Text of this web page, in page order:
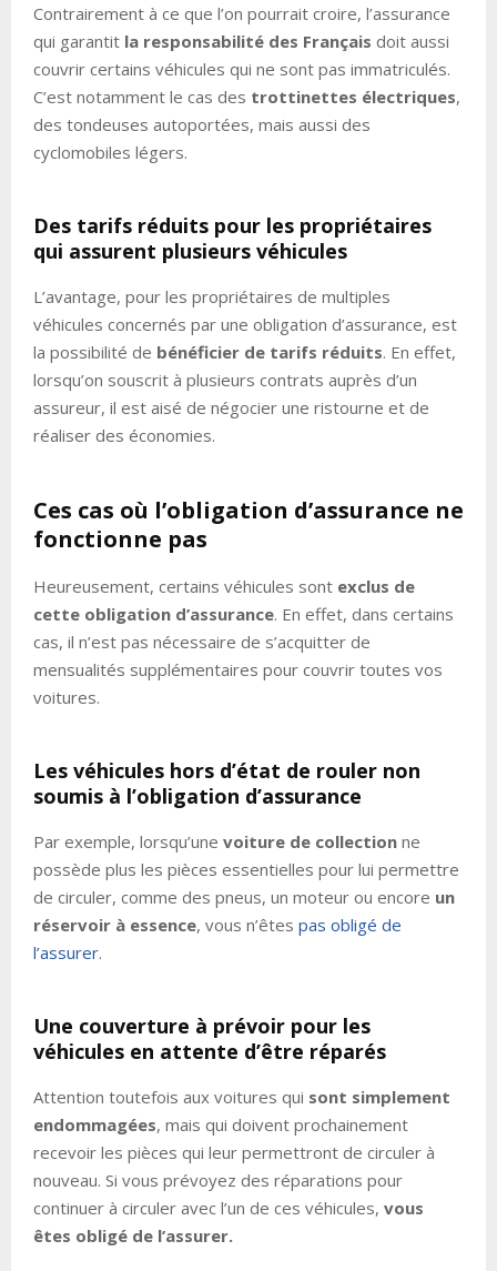
Contrairement à ce que l’on pourrait croire, l’assurance
qui garantit la responsabilité des Français doit aussi
couvrir certains véhicules qui ne sont pas immatriculés.
C’est notamment le cas des trottinettes électriques,
des tondeuses autoportées, mais aussi des
cyclomobiles légers.
Des tarifs réduits pour les propriétaires
qui assurent plusieurs véhicules
L’avantage, pour les propriétaires de multiples
véhicules concernés par une obligation d’assurance, est
la possibilité de bénéficier de tarifs réduits. En effet,
lorsqu’on souscrit à plusieurs contrats auprès d’un
assureur, il est aisé de négocier une ristourne et de
réaliser des économies.
Ces cas où l’obligation d’assurance ne
fonctionne pas
Heureusement, certains véhicules sont exclus de
cette obligation d’assurance. En effet, dans certains
cas, il n’est pas nécessaire de s’acquitter de
mensualités supplémentaires pour couvrir toutes vos
voitures.
Les véhicules hors d’état de rouler non
soumis à l’obligation d’assurance
Par exemple, lorsqu’une voiture de collection ne
possède plus les pièces essentielles pour lui permettre
de circuler, comme des pneus, un moteur ou encore un
réservoir à essence, vous n’êtes pas obligé de
l’assurer.
Une couverture à prévoir pour les
véhicules en attente d’être réparés
Attention toutefois aux voitures qui sont simplement
endommagées, mais qui doivent prochainement
recevoir les pièces qui leur permettront de circuler à
nouveau. Si vous prévoyez des réparations pour
continuer à circuler avec l’un de ces véhicules, vous
êtes obligé de l’assurer.